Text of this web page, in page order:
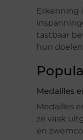
Erkenning
tastbaar
hun
Medailles
Medailles
ze vaak
en